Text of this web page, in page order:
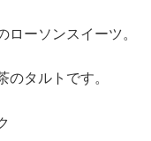
ーソンスイーツ。
タルトです。